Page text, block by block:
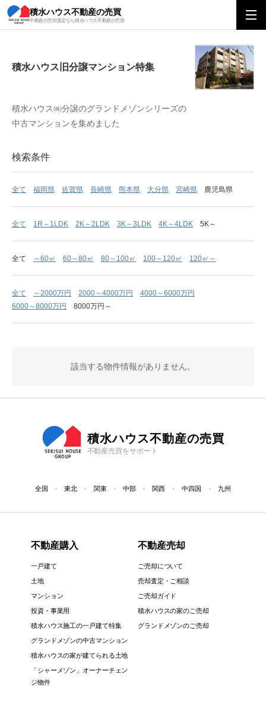
積水ハウス不動産の売買
不動産の売却査定なら積水ハウス不動産の売買
積水ハウス旧分譲マンション特集
積水ハウス旧分譲マンション特集
積水ハウス㈱分譲のグランドメゾンシリーズの
中古マンションを集めました
検索条件
全て 福岡県 佐賀県 長崎県 熊本県 大分県 宮崎県 鹿児島県
全て 1R～1LDK 2K～2LDK 3K～3LDK 4K～4LDK 5K～
全て ～60㎡ 60～80㎡ 80～100㎡ 100～120㎡ 120㎡～
全て ～2000万円 2000～4000万円
4000～6000万円
6000～8000万円
8000万円～
該当する物件情報がありません。
積水ハウス不動産の売買
不動産売買をサポート
全国 東北 関東 中部 関西 中四国 九州
不動産購入
一戸建て
土地
マンション
投資・事業用
積水ハウス施工の一戸建て特集
グランドメゾンの中古マンション
積水ハウスの家が建てられる土地
「シャーメゾン」オーナーチェン
ジ物件
不動産売却
ご売却について
売却査定・ご相談
ご売却ガイド
積水ハウスの家のご売却
グランドメゾンのご売却